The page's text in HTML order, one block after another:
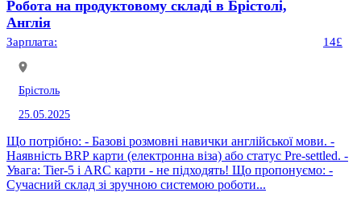
Робота на продуктовому складі в Брістолі,
Англія
Зарплата: 14£
Брістоль
25.05.2025
Що потрібно: - Базові розмовні навички англійської мови. -
Наявність BRP карти (електронна віза) або статус Pre-settled. -
Увага: Tier-5 і ARC карти - не підходять! Що пропонуємо: -
Сучасний склад зі зручною системою роботи...